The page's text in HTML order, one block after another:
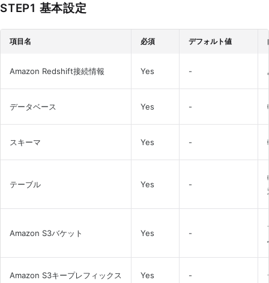
STEP1 基本設定
項目名 必須 デフォルト値
Amazon Redshift接続情報 Yes -
データベース Yes -
スキーマ Yes -
テーブル Yes -
Amazon S3バケット Yes -
Amazon S3キープレフィックス Yes -